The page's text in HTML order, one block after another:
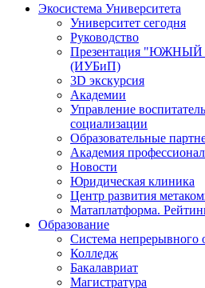
Экосистема Университета
Университет сегодня
Руководство
Презентация
(ИУБиП)
3D экскурсия
Академии
Управление
социализации
Образовательные
Академия
Новости
Юридическая клиника
Центр развития
Матаплатформа.
Образование
Система непрерывного
Колледж
Бакалавриат
Магистратура